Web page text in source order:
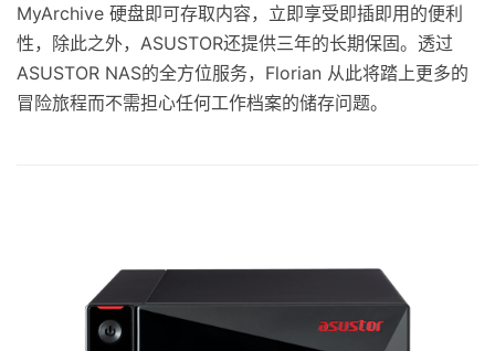
MyArchive 硬盘即可存取内容，立即享受即插即用的便利
性，除此之外，ASUSTOR还提供三年的长期保固。透过
ASUSTOR NAS的全方位服务，Florian 从此将踏上更多的
冒险旅程而不需担心任何工作档案的储存问题。